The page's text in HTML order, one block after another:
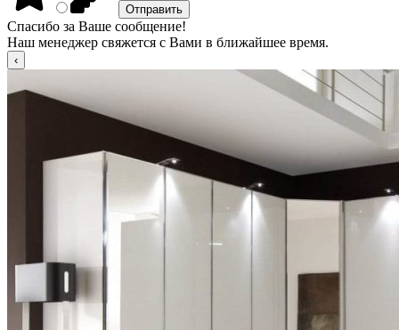
Спасибо за Ваше сообщение!
Наш менеджер свяжется с Вами в ближайшее время.